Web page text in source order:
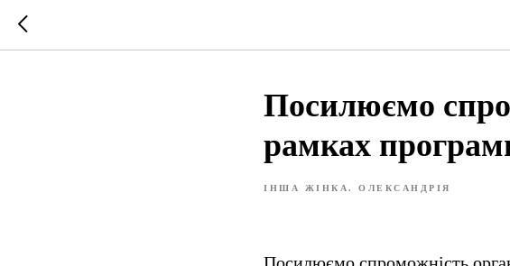
Посилюємо
рамках
ІНША ЖІНКА. ОЛЕКСАНДРІЯ